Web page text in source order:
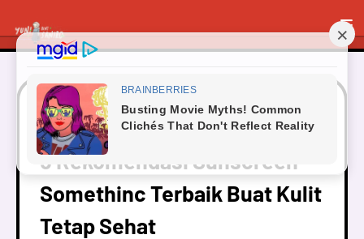
Beranda Kecantikan
5 Rekomendasi Sunscreen
Somethinc Terbaik Buat Kulit Tetap Sehat
5 Rekomendasi Sunscreen
Somethinc Terbaik Buat Kulit
Tetap Sehat